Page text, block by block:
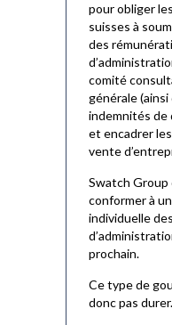
pour obliger
suisses à
des
comité
générale
indemnités de
et encadrer
vente
Swatch Group
conformer à
individuelle
prochain.
Ce type de
donc pas durer.